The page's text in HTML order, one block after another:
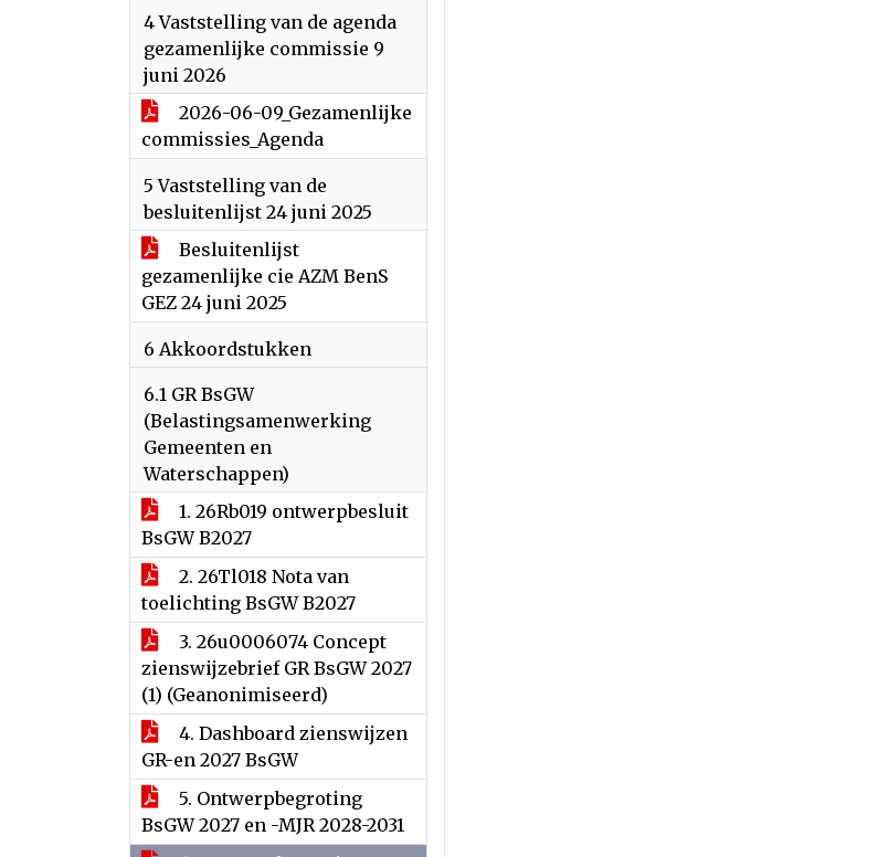
4 Vaststelling van de agenda
gezamenlijke commissie 9
juni 2026
2026-06-09_Gezamenlijke
commissies_Agenda
5 Vaststelling van de
besluitenlijst 24 juni 2025
Besluitenlijst
gezamenlijke cie AZM BenS
GEZ 24 juni 2025
6 Akkoordstukken
6.1 GR BsGW
(Belastingsamenwerking
Gemeenten en
Waterschappen)
1. 26Rb019 ontwerpbesluit
BsGW B2027
2. 26Tl018 Nota van
toelichting BsGW B2027
3. 26u0006074 Concept
zienswijzebrief GR BsGW 2027
(1) (Geanonimiseerd)
4. Dashboard zienswijzen
GR-en 2027 BsGW
5. Ontwerpbegroting
BsGW 2027 en -MJR 2028-2031